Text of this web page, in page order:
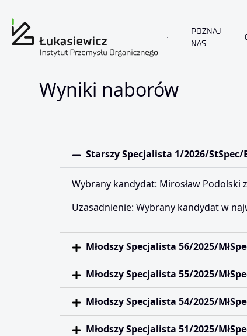
POZNAJ
NAS
Wyniki naborów
Wyniki naborów
Starszy Specjalista 1/2026/StSpec/
Wybrany kandydat: Mirosław Podolski
Uzasadnienie: Wybrany kandydat w
Młodszy Specjalista 56/2025/
Młodszy Specjalista 55/2025/
Młodszy Specjalista 54/2025/
Młodszy Specjalista 51/2025/